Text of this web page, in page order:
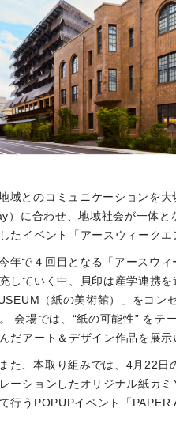
域とのコミュニケーションを
）に合わせ、地域社会が一体
たイベント「アースウィーク
年で４回目となる「アースウ
していく中、貝印は産学連携
（紙の美術館）」をコン
会場では、“紙の可能性” をテ
だアート＆デザイン作品を展示
また、本取り組みでは、4月22
ーションしたオリジナル紙カミ
行うPOPUPイベント「